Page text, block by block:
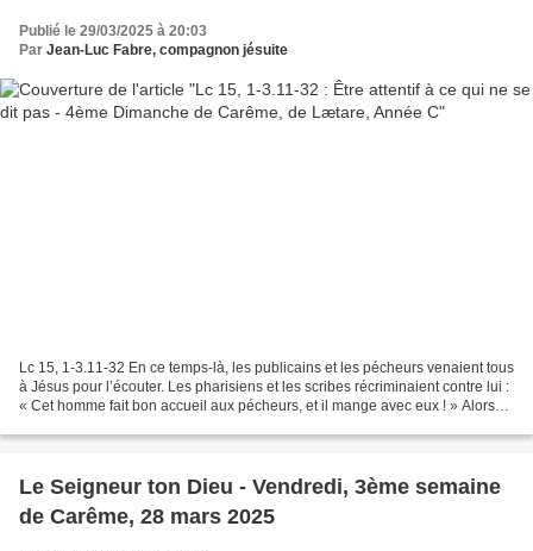
Publié le 29/03/2025 à 20:03
Par Jean-Luc Fabre, compagnon jésuite
Lc 15, 1-3.11-32 En ce temps-là, les publicains et les pécheurs venaient tous
à Jésus pour l’écouter. Les pharisiens et les scribes récriminaient contre lui :
« Cet homme fait bon accueil aux pécheurs, et il mange avec eux ! » Alors
Le Seigneur ton Dieu - Vendredi, 3ème semaine
de Carême, 28 mars 2025